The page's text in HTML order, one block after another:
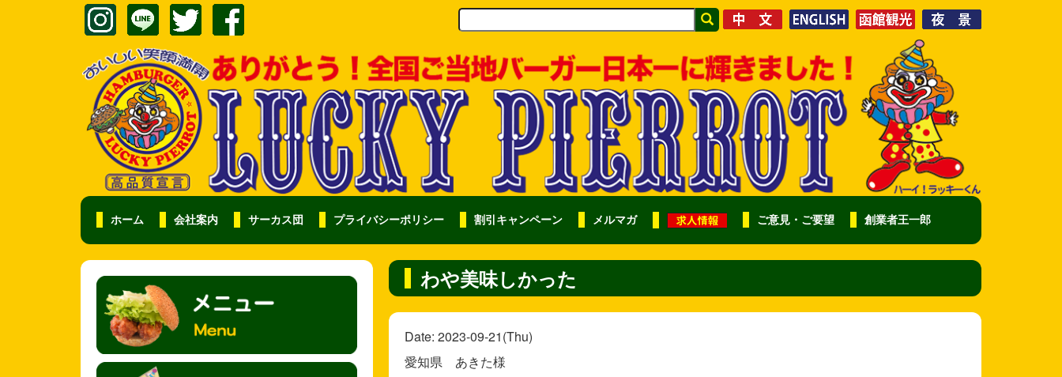
ホーム 会社案内 サーカス団 プライバシーポリシー 割引キャンペーン メルマガ ご意見・ご要望 創業者王一郎
わや美味しかった
Date: 2023-09-21(Thu)
愛知県 あきた様